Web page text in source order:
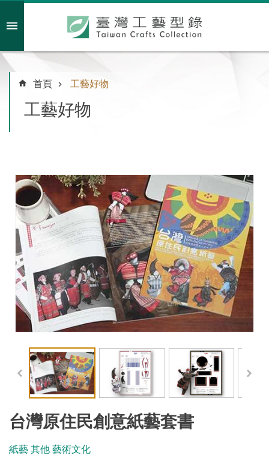
會員註冊/登入
臺
灣
綠
工
藝
工
藝
物
工
首頁 工藝好物
工藝好物
台灣原住民創意紙藝套書
紙藝 其他 藝術文化